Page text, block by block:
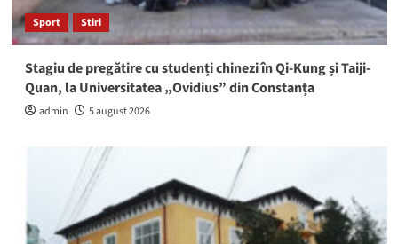
Sport Stiri
Stagiu de pregătire cu studenți chinezi în Qi-Kung și Taiji-
Quan, la Universitatea „Ovidius” din Constanța
admin 5 august 2026